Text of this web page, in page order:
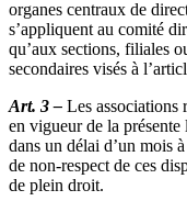
organes centraux de
s’appliquent au comité
qu’aux sections, filiales
secondaires visés à
Art. 3 – Les associations
en vigueur de la
dans un délai d’un mois
de non-respect de ces
de plein droit.